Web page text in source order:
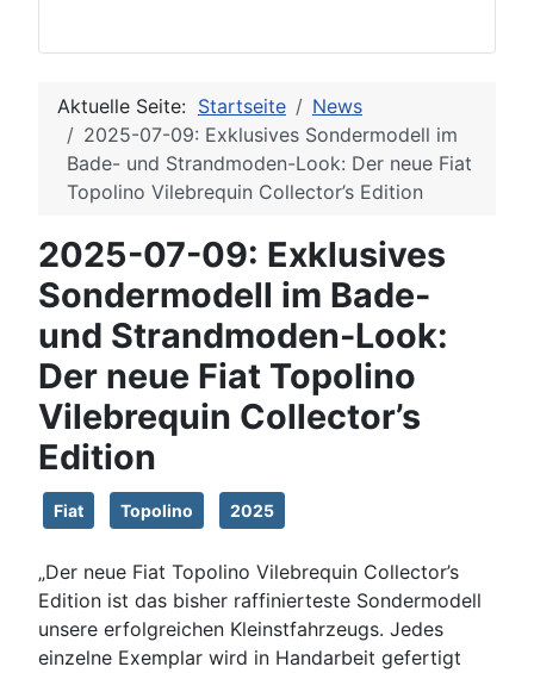
Aktuelle Seite: Startseite
News
2025-07-09: Exklusives Sondermodell im
Bade- und Strandmoden-Look: Der neue Fiat
Topolino Vilebrequin Collector’s Edition
2025-07-09: Exklusives
Sondermodell im Bade-
und Strandmoden-Look:
Der neue Fiat Topolino
Vilebrequin Collector’s
Edition
Fiat Topolino 2025
„Der neue Fiat Topolino Vilebrequin Collector’s
Edition ist das bisher raffinierteste Sondermodell
unsere erfolgreichen Kleinstfahrzeugs. Jedes
einzelne Exemplar wird in Handarbeit gefertigt